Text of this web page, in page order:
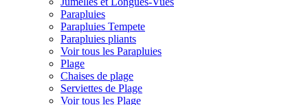
Parapluies
Parapluies Tempete
Parapluies pliants
Voir tous les Parapluies
Plage
Chaises de plage
Serviettes de Plage
Voir tous les Plage